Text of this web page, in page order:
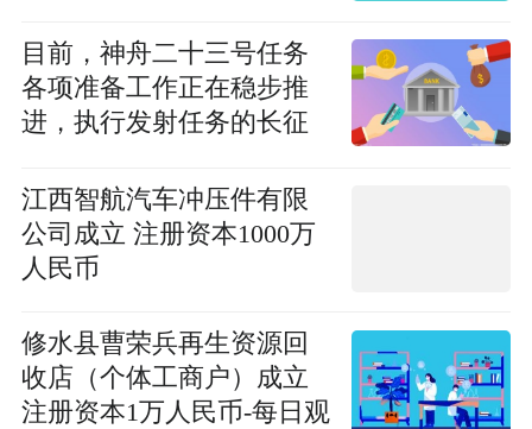
目前，神舟二十三号任务
各项准备工作正在稳步推
进，执行发射任务的长征
将加注推进剂|观天下
江西智航汽车冲压件有限
公司成立 注册资本1000万
人民币
修水县曹荣兵再生资源回
收店（个体工商户）成立
注册资本1万人民币-每日观